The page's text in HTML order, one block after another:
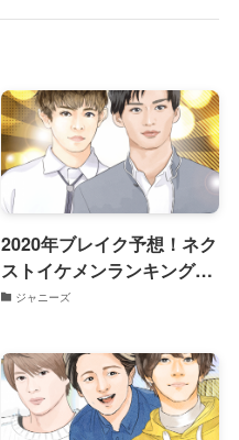
2020年ブレイク予想！ネク
ストイケメンランキング
【最新版】
ジャニーズ